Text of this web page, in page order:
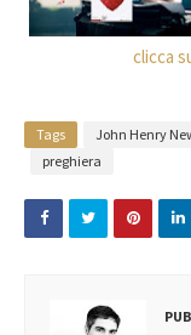
clicca
Tags John Henry
preghiera